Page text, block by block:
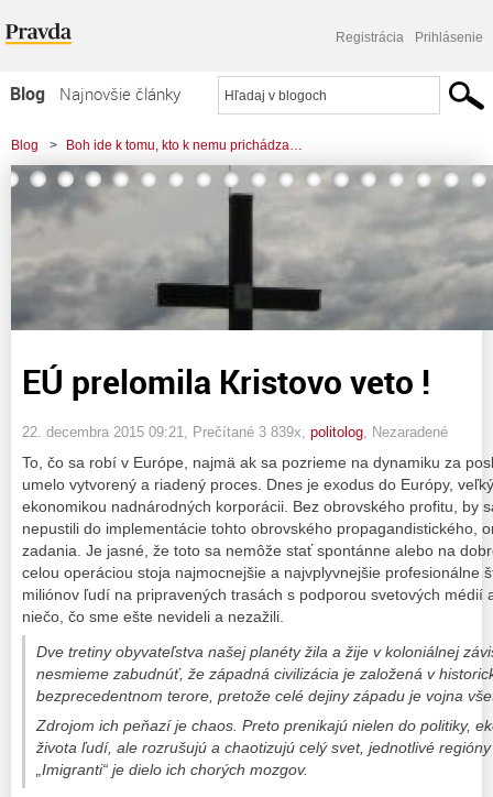
Registrácia Prihlásenie
Blog
Najnovšie články
Najčítanejšie články
Najkomentovanejšie články
Zoznam blogov
Komerčné blogy
Blog > Boh ide k tomu, kto k nemu prichádza…
> EÚ prelomila Kristovo veto !
EÚ prelomila Kristovo veto !
22. decembra 2015 09:21 , Prečítané 3 839x, politolog Nezaradené
To, čo sa robí v Európe, najmä ak sa pozrieme na dynamiku za
umelo vytvorený a riadený proces. Dnes je exodus do Európy,
ekonomikou nadnárodných korporácii. Bez obrovského profitu, by
nepustili do implementácie tohto obrovského propagandistického,
zadania. Je jasné, že toto sa nemôže stať spontánne alebo na
celou operáciou stoja najmocnejšie a najvplyvnejšie profesionálne
miliónov ľudí na pripravených trasách s podporou svetových médií
niečo, čo sme ešte nevideli a nezažili.
Dve tretiny obyvateľstva našej planéty žila a žije v koloniálnej
nesmieme zabudnúť, že západná civilizácia je založená v
bezprecedentnom terore, pretože celé dejiny západu je vojna
Zdrojom ich peňazí je chaos. Preto prenikajú nielen do politiky,
života ľudí, ale rozrušujú a chaotizujú celý svet, jednotlivé
„Imigranti“ je dielo ich chorých mozgov.